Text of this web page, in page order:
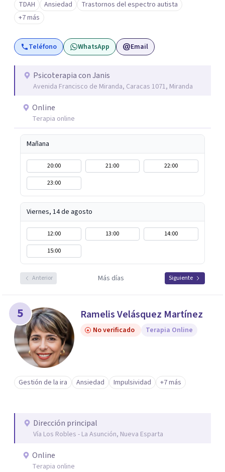
experiencias y vínculos han marcado tu historia. Quizás te
cuesta poner límites, confiar en los demás o repites
vínculos que te hacen daño. O tal vez buscas
herramientas para comprender y acompañar mejor a tus
seguro para iniciar tu proceso de sanación. Si sientes que
es el momento de transformar tu historia, estaré para
TDAH Ansiedad
Trastornos del espectro autista
+7 más
Teléfono WhatsApp Email
Psicoterapia con Janis
Avenida Francisco de Miranda, Caracas 1071, Miranda
Online
Terapia online
Mañana
20:00 21:00
22:00
23:00
Viernes, 14 de agosto
12:00 13:00
14:00
15:00
Anterior Más días Siguiente
5 Ramelis Velásquez Martínez
No verificado Terapia Online
Gestión de la ira Ansiedad Impulsividad +7 más
Dirección principal
Vía Los Robles - La Asunción, Nueva Esparta
Online
Terapia online